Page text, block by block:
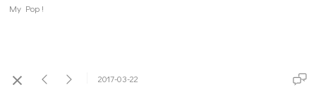
My Pop !
2017-03-22